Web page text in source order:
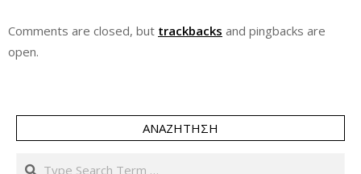
Comments are closed, but trackbacks and pingbacks are
open.
ΑΝΑΖΉΤΗΣΗ
Search